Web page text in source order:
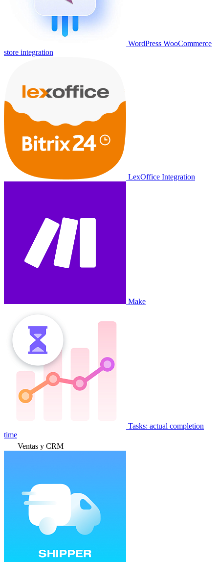
WordPress WooCommerce
store integration
LexOffice Integration
Make
Tasks: actual completion
time
Ventas y CRM